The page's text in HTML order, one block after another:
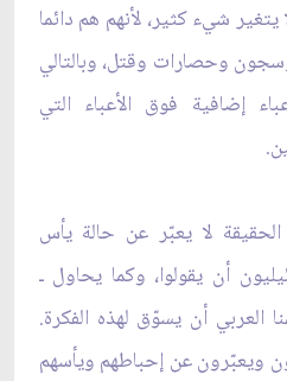
يتغير شيء كثير، لأنهم هم دائما
وحصارات وقتل، وبالتالي
إضافية فوق الأعباء التي
لا يعبّر عن حالة يأس
أن يقولوا، وكما يحاول ـ
أن يسوّق لهذه الفكرة.
ويعبّرون عن إحباطهم ويأسهم